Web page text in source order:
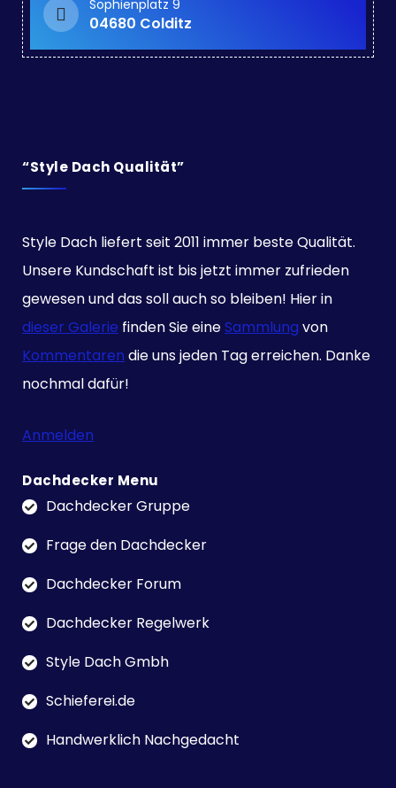
Sophienplatz 9
04680 Colditz
“Style Dach Qualität”
Style Dach liefert seit 2011 immer beste Qualität.
Unsere Kundschaft ist bis jetzt immer zufrieden
gewesen und das soll auch so bleiben! Hier in
dieser Galerie finden Sie eineSammlung von
Kommentaren die uns jeden Tag erreichen. Danke
nochmal dafür!
Anmelden
Dachdecker Menu
Dachdecker Gruppe
Frage den Dachdecker
Dachdecker Forum
Dachdecker Regelwerk
Style Dach Gmbh
Schieferei.de
Handwerklich Nachgedacht